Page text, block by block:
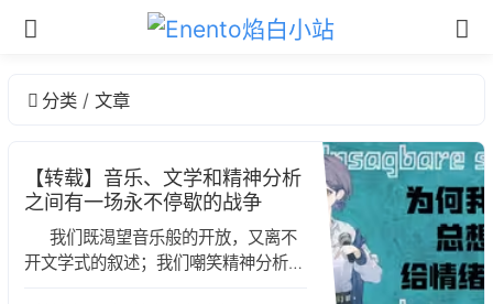
分类 文章
【转载】音乐、文学和精神分析
之间有一场永不停歇的战争
我们既渴望音乐般的开放，又离不
开文学式的叙述；我们嘲笑精神分析的